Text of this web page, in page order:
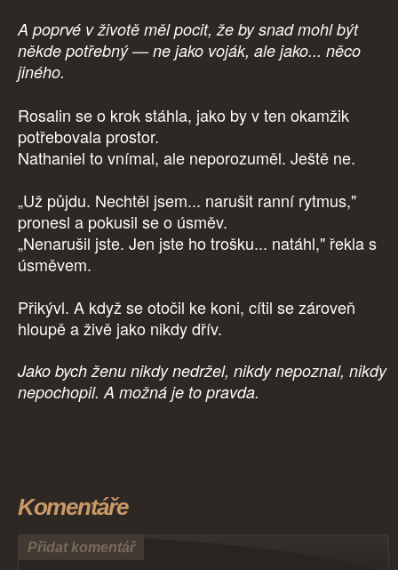
A poprvé v životě měl pocit, že by snad mohl být
někde potřebný — ne jako voják, ale jako... něco
jiného.
Rosalin se o krok stáhla, jako by v ten okamžik
potřebovala prostor.
Nathaniel to vnímal, ale neporozuměl. Ještě ne.
„Už půjdu. Nechtěl jsem... narušit ranní rytmus,"
pronesl a pokusil se o úsměv.
„Nenarušil jste. Jen jste ho trošku... natáhl," řekla s
úsměvem.
Přikývl. A když se otočil ke koni, cítil se zároveň
hloupě a živě jako nikdy dřív.
Jako bych ženu nikdy nedržel, nikdy nepoznal, nikdy
nepochopil. A možná je to pravda.
Komentáře
Přidat komentář